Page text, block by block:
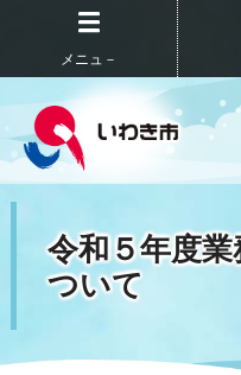
メニュ－
令和５年度
ついて